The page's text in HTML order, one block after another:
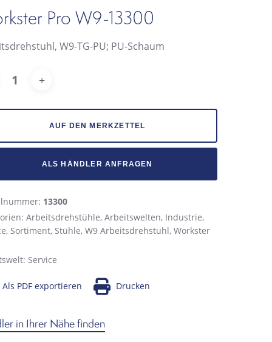
Pro W9-13300
W9-TG-PU; PU-Schaum
AUF DEN MERKZETTEL
ALS HÄNDLER ANFRAGEN
13300
Arbeitsdrehstühle,Arbeitswelten, Industrie,
,Sortiment,Stühle,W9 Arbeitsdrehstuhl,Workster
Service
Als PDF exportieren Drucken
in Ihrer Nähe finden